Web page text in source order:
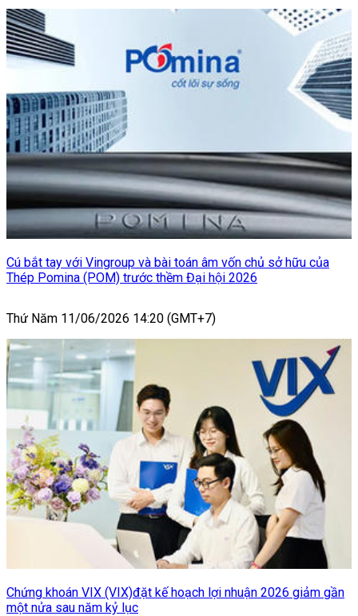
Cú bắt tay với Vingroup và bài toán âm vốn chủ sở hữu của
Thép Pomina (POM) trước thềm Đại hội 2026
Thứ Năm 11/06/2026 14:20 (GMT+7)
Chứng khoán VIX (VIX)đặt kế hoạch lợi nhuận 2026 giảm gần
một nửa sau năm kỷ lục